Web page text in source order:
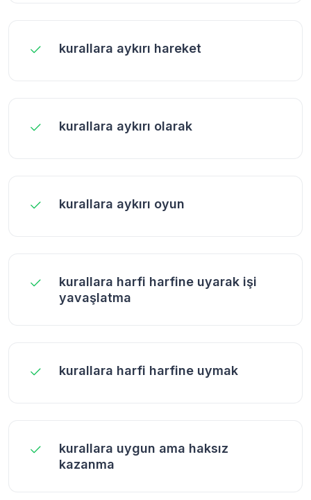
kurallara aykırı hareket
kurallara aykırı olarak
kurallara aykırı oyun
kurallara harfi harfine uyarak işi
yavaşlatma
kurallara harfi harfine uymak
kurallara uygun ama haksız
kazanma